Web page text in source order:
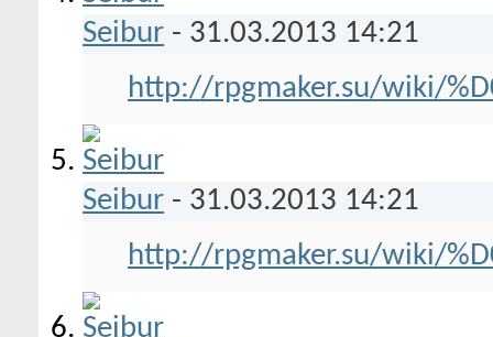
Seibur - 31.03.2013 14:21
http://rpgmaker.su/wiki/
Seibur - 31.03.2013 14:21
http://rpgmaker.su/wiki/